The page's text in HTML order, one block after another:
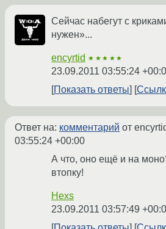
Сейчас набегут с
нужен»...
encyrtid ★★★★★
23.09.2011 03:55:24
Показать ответы
Ответ на: комментарий от
03:55:24 +00:00
А что, оно ещё и на
втопку!
Hexs
23.09.2011 03:57:49